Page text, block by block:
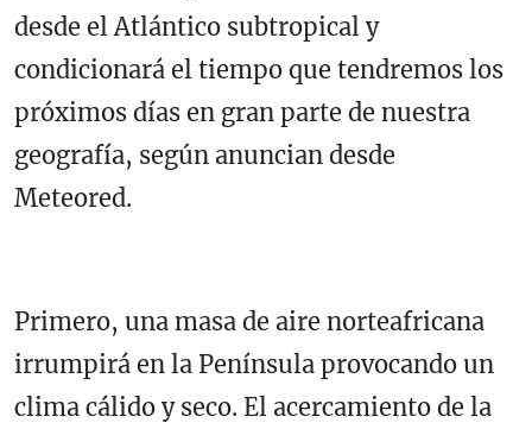
desde el Atlántico subtropical y
condicionará el tiempo que tendremos los
próximos días en gran parte de nuestra
geografía, según anuncian desde
Meteored.
Primero, una masa de aire norteafricana
irrumpirá en la Península provocando un
clima cálido y seco. El acercamiento de la